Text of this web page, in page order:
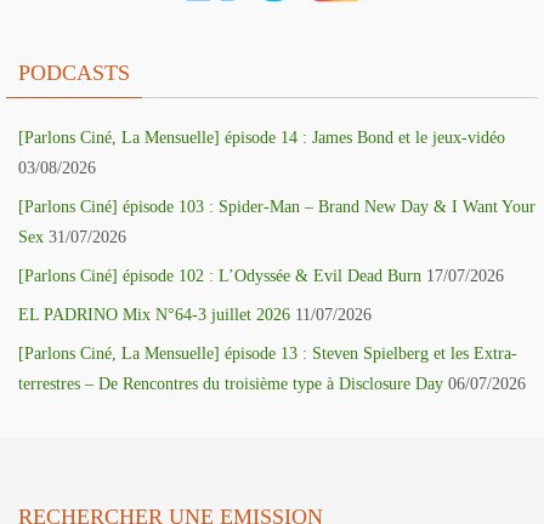
PODCASTS
[Parlons Ciné, La Mensuelle] épisode 14 : James Bond et le jeux-vidéo
03/08/2026
[Parlons Ciné] épisode 103 : Spider-Man – Brand New Day & I Want Your
Sex 31/07/2026
[Parlons Ciné] épisode 102 : L’Odyssée & Evil Dead Burn 17/07/2026
EL PADRINO Mix N°64-3 juillet 2026 11/07/2026
[Parlons Ciné, La Mensuelle] épisode 13 : Steven Spielberg et les Extra-
terrestres – De Rencontres du troisième type à Disclosure Day 06/07/2026
RECHERCHER UNE EMISSION